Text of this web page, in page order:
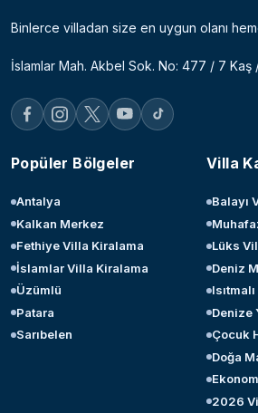
Binlerce villadan size en uygun olanı
İslamlar Mah. Akbel Sok. No: 477 / 7 Kaş
Popüler Bölgeler
Antalya
Kalkan Merkez
Fethiye Villa Kiralama
İslamlar Villa Kiralama
Üzümlü
Patara
Sarıbelen
Villa
Balayı
Lüks
Deniz
Denize
Çocuk
Doğa
2026